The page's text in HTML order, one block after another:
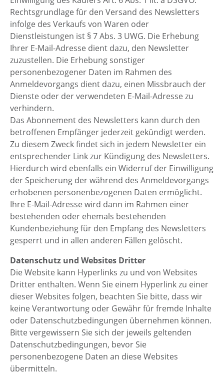
Rechtsgrundlage für den Versand des Newsletters
infolge des Verkaufs von Waren oder
Dienstleistungen ist § 7 Abs. 3 UWG. Die Erhebung
Ihrer E-Mail-Adresse dient dazu, den Newsletter
zuzustellen. Die Erhebung sonstiger
personenbezogener Daten im Rahmen des
Anmeldevorgangs dient dazu, einen Missbrauch der
Dienste oder der verwendeten E-Mail-Adresse zu
verhindern.
Das Abonnement des Newsletters kann durch den
betroffenen Empfänger jederzeit gekündigt werden.
Zu diesem Zweck findet sich in jedem Newsletter ein
entsprechender Link zur Kündigung des Newsletters.
Hierdurch wird ebenfalls ein Widerruf der Einwilligung
der Speicherung der während des Anmeldevorgangs
erhobenen personenbezogenen Daten ermöglicht.
Ihre E-Mail-Adresse wird dann im Rahmen einer
bestehenden oder ehemals bestehenden
Kundenbeziehung für den Empfang des Newsletters
gesperrt und in allen anderen Fällen gelöscht.
Datenschutz und Websites Dritter
Die Website kann Hyperlinks zu und von Websites
Dritter enthalten. Wenn Sie einem Hyperlink zu einer
dieser Websites folgen, beachten Sie bitte, dass wir
keine Verantwortung oder Gewähr für fremde Inhalte
oder Datenschutzbedingungen übernehmen können.
Bitte vergewissern Sie sich der jeweils geltenden
Datenschutzbedingungen, bevor Sie
personenbezogene Daten an diese Websites
übermitteln.